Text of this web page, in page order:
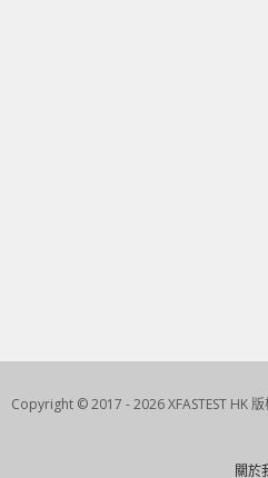
Copyright © 2017 - 2026 XFASTEST HK
關於